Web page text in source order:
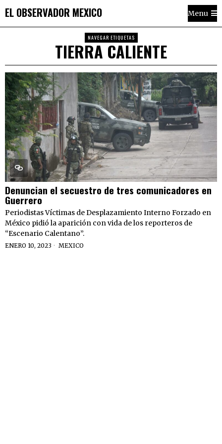
EL OBSERVADOR MEXICO Menu
NAVEGAR ETIQUETAS
TIERRA CALIENTE
Denuncian el secuestro de tres comunicadores en
Guerrero
Periodistas Víctimas de Desplazamiento Interno Forzado en
México pidió la aparición con vida de los reporteros de
“Escenario Calentano”.
ENERO 10, 2023 MEXICO